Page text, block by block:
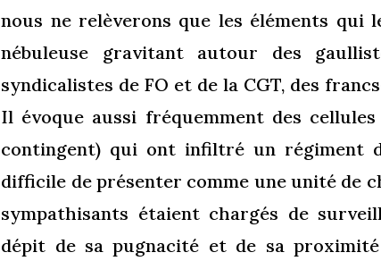
nous ne relèverons que les éléments qui
nébuleuse gravitant autour des
syndicalistes de FO et de la CGT, des
Il évoque aussi fréquemment des
contingent) qui ont infiltré un régiment
difficile de présenter comme une unité de
sympathisants étaient chargés de
dépit de sa pugnacité et de sa proximité